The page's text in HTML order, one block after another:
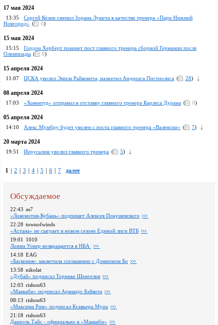
17 мая 2024
13:35
Сергей Козин сменил Зорана Лукича в качестве тренера «Пари Нижний
Новгород» ( 0)
15 мая 2024
15:15
Гордон Херберт покинет пост главного тренера сборной Германии после
Олимпиады ( 0)
15 апреля 2024
11:07 ЦСКА уволил Эмила Райковича, назначил Андреаса Пистиолиса ( 28)
08 апреля 2024
17:03 «Ховентуд» отправил в отставку главного тренера Карлеса Дурана ( 0)
05 апреля 2024
14:10 Алекс Мумбру будет уволен с поста главного тренера «Валенсии» ( 7)
20 марта 2024
19:51 Иерусалим уволил главного тренера ( 5)
1 2 3 4 5 6 7 далее
Обсуждаемое
22:43 as7
«Локомотив-Кубань» подпишет Алексея Покушевского
22:28 townofwinds
«Астана» не сыграет в новом сезоне Единой лиги ВТБ
19:01
1010
Лонни Уокер возвращается в НБА
14:18 EAG
«Баскония» заключила соглашение с Дэмионом Бо
13:58 nikolat
«Дубай» подписал Торнике Шенгелия
12:03 rishon63
«Маккаби» подписал Армандо Бэйкота
08:13 rishon63
«Максима Рим» подписал Ксавьера Муна
21:18 rishon63
Даниэль Тайс - официально в «Маккаби»